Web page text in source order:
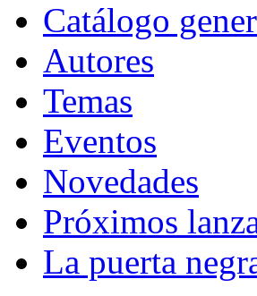
Catálogo
Autores
Temas
Eventos
Novedades
Próximos
La puerta